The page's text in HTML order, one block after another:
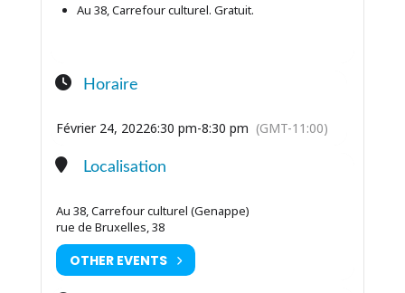
Au 38, Carrefour culturel. Gratuit.
Horaire
Février 24, 20226:30 pm-8:30 pm (GMT-11:00)
Localisation
Au 38, Carrefour culturel (Genappe)
rue de Bruxelles, 38
OTHER EVENTS